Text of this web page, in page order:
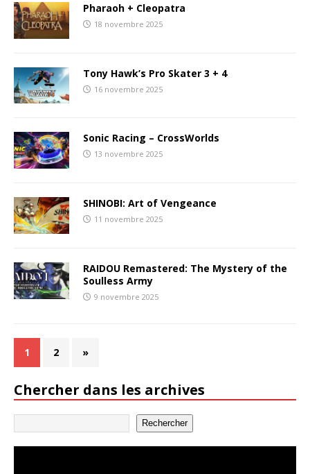
Pharaoh + Cleopatra
18 novembre 2025
Tony Hawk’s Pro Skater 3 + 4
16 novembre 2025
Sonic Racing – CrossWorlds
13 novembre 2025
SHINOBI: Art of Vengeance
11 novembre 2025
RAIDOU Remastered: The Mystery of the
Soulless Army
9 novembre 2025
1 2 »
Chercher dans les archives
Rechercher